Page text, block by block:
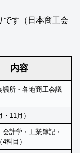
です（日本商工会
内容
議所・各地商工会議
11月）
計学・工業簿記・
科目）